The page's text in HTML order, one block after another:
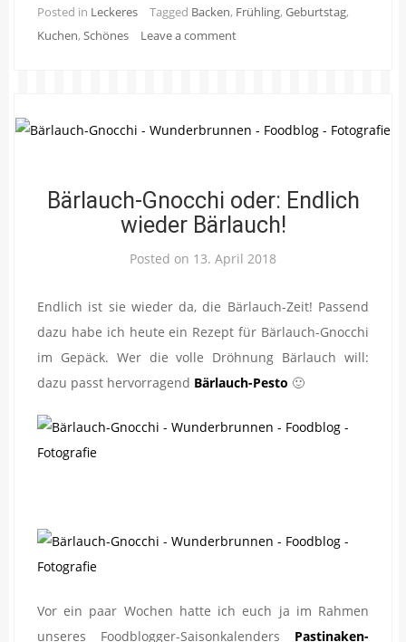
Posted in Leckeres Tagged Backen, Frühling, Geburtstag,
Kuchen, Schönes Leave a comment
Bärlauch-Gnocchi oder: Endlich
wieder Bärlauch!
Posted on 13. April 2018
Endlich ist sie wieder da, die Bärlauch-Zeit! Passend
dazu habe ich heute ein Rezept für Bärlauch-Gnocchi
im Gepäck. Wer die volle Dröhnung Bärlauch will:
dazu passt hervorragend Bärlauch-Pesto 🙂
Vor ein paar Wochen hatte ich euch ja im Rahmen
unseres Foodblogger-Saisonkalenders Pastinaken-